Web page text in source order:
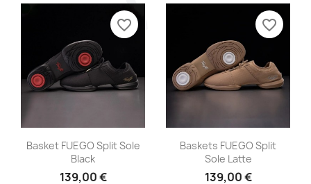
Aperçu rapide
Basket FUEGO Split Sole
Black
139,00 €
favorite_border
Aperçu rapide
Baskets FUEGO Split
Sole Latte
139,00 €
favorite_border